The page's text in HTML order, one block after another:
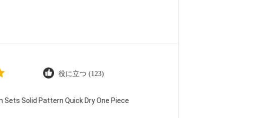
役に立つ (123)
Solid Pattern Quick Dry One Piece